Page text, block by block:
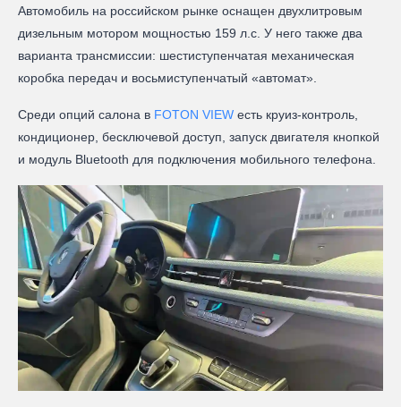
Автомобиль на российском рынке оснащен двухлитровым
дизельным мотором мощностью 159 л.с. У него также два
варианта трансмиссии: шестиступенчатая механическая
коробка передач и восьмиступенчатый «автомат».
Среди опций салона в FOTON VIEW есть круиз-контроль,
кондиционер, бесключевой доступ, запуск двигателя кнопкой
и модуль Bluetooth для подключения мобильного телефона.